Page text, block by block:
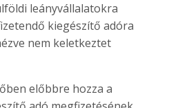
leányvállalatokra
kiegészítő adóra
nem keletkeztet
előbbre hozza a